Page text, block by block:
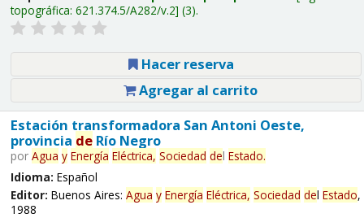
topográfica: 621.374.5/A282/v.2 (3).
Hacer reserva
Agregar al carrito
Estación transformadora San Antoni Oeste,
provincia deRío Negro
por Agua y Energía Eléctrica, Sociedad del Estado.
Idioma: Español
Editor: Buenos Aires: Agua y Energía Eléctrica, Sociedad del Estado,
1988